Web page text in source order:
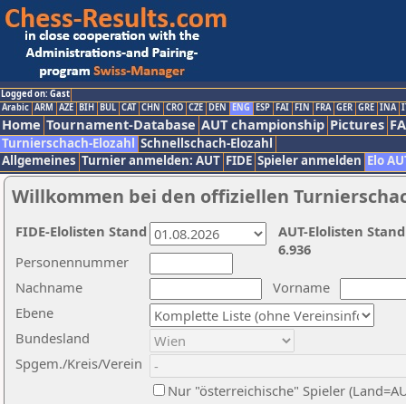
Logged on: Gast
Arabic ARM AZE BIH BUL CAT CHN CRO CZE DEN ENG ESP FAI FIN FRA GER GRE INA
Home Tournament-Database AUT championship Pictures
Turnierschach-Elozahl Schnellschach-Elozahl
Allgemeines Turnier anmelden: AUT FIDE Spieler anmelden Elo
Willkommen bei den offiziellen
Nachname
Vorname
Ebene
Personennummer
Bundesland
Spgem./Kreis/Verein
Nur "österreichische" Spieler
AUT-Elolisten
6.936
FIDE-Elolisten Stand